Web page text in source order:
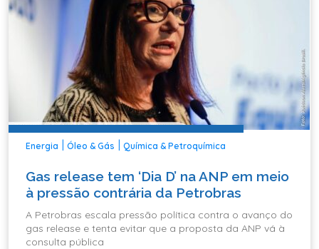
Energia Óleo & Gás Química & Petroquímica
Gas release tem ‘Dia D’ na ANP em meio
à pressão contrária da Petrobras
A Petrobras escala pressão política contra o avanço do
gas release e tenta evitar que a proposta da ANP vá à
consulta pública